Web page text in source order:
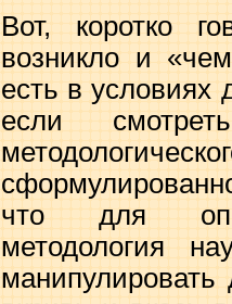
Вот, коротко
возникло и
есть в условиях
если
что для
методология